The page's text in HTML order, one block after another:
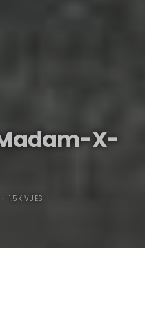
X-
1.5K VUES